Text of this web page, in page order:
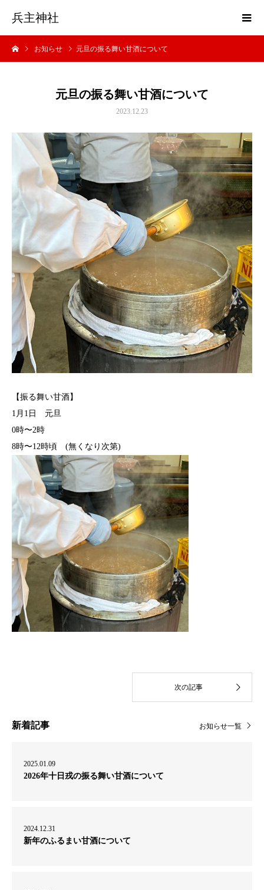
兵主神社
お知らせ 元旦の振る舞い甘酒について
元旦の振る舞い甘酒について
2023.12.23
【振る舞い甘酒】
1月1日 元旦
0時〜2時
8時〜12時頃 (無くなり次第)
新着記事 お知らせ一覧
2025.01.09
2026年十日戎の振る舞い甘酒について
2024.12.31
新年のふるまい甘酒について